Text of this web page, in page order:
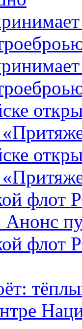
флот
Анонс
флот